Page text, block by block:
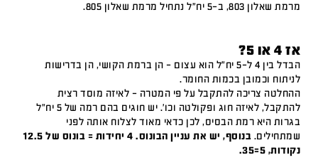
מרמת שאלון 803, ב-5 יח"ל נתחיל מרמת שאלון 805.
אז 4 או 5?
הבדל בין 4 ל-5 יח"ל הוא עצום – הן ברמת הקושי, הן בדרישות
לניתוח וכמובן בכמות החומר.
ההחלטה צריכה להתקבל על פי המטרה – לאיזה מוסד רצית
להתקבל, לאיזה חוג ופקולטה וכו'. יש חוגים בהם רמה של 5 יח"ל
בגרות היא רמת הבסיס, לכן כדאי מאוד לצלוח אותה לפני
שמתחילים.
בנוסף, יש את עניין הבונוס. 4 יחידות = בונוס של 12.5
נקודות, 5=35.